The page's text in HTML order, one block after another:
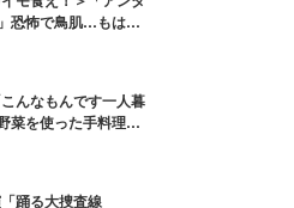
恐怖で鳥肌…もはや
んなもんです一人暮
菜を使った手料理公
踊る大捜査線